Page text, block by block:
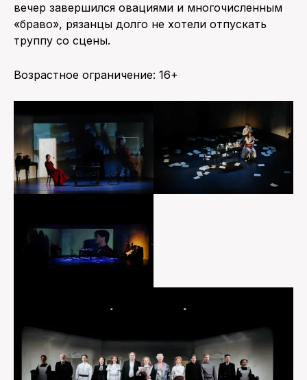
вечер завершился овациями и многочисленным
«браво», рязанцы долго не хотели отпускать
труппу со сцены.
Возрастное ограничение: 16+